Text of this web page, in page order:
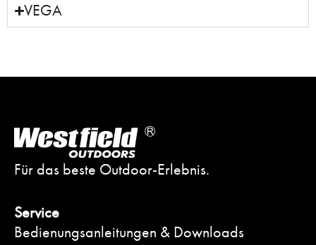
VEGA
Für das beste Outdoor-Erlebnis.
Service
Bedienungsanleitungen & Downloads